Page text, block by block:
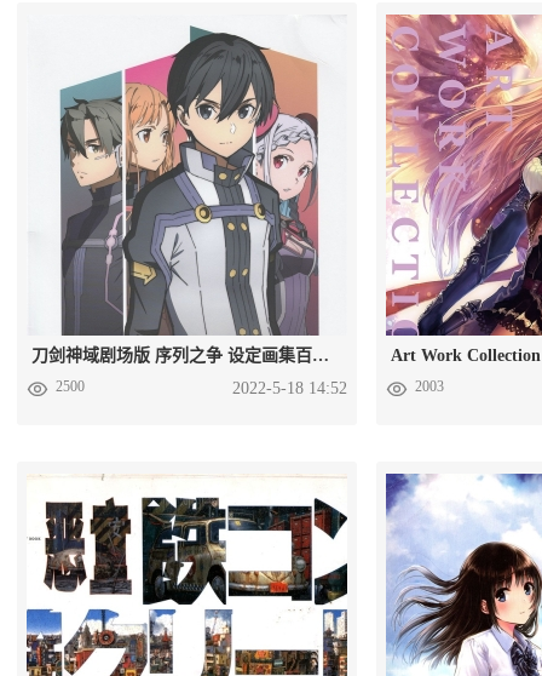
刀剑神域剧场版 序列之争 设定画集百度网盘下载
2500 2022-5-18 14:52 2003